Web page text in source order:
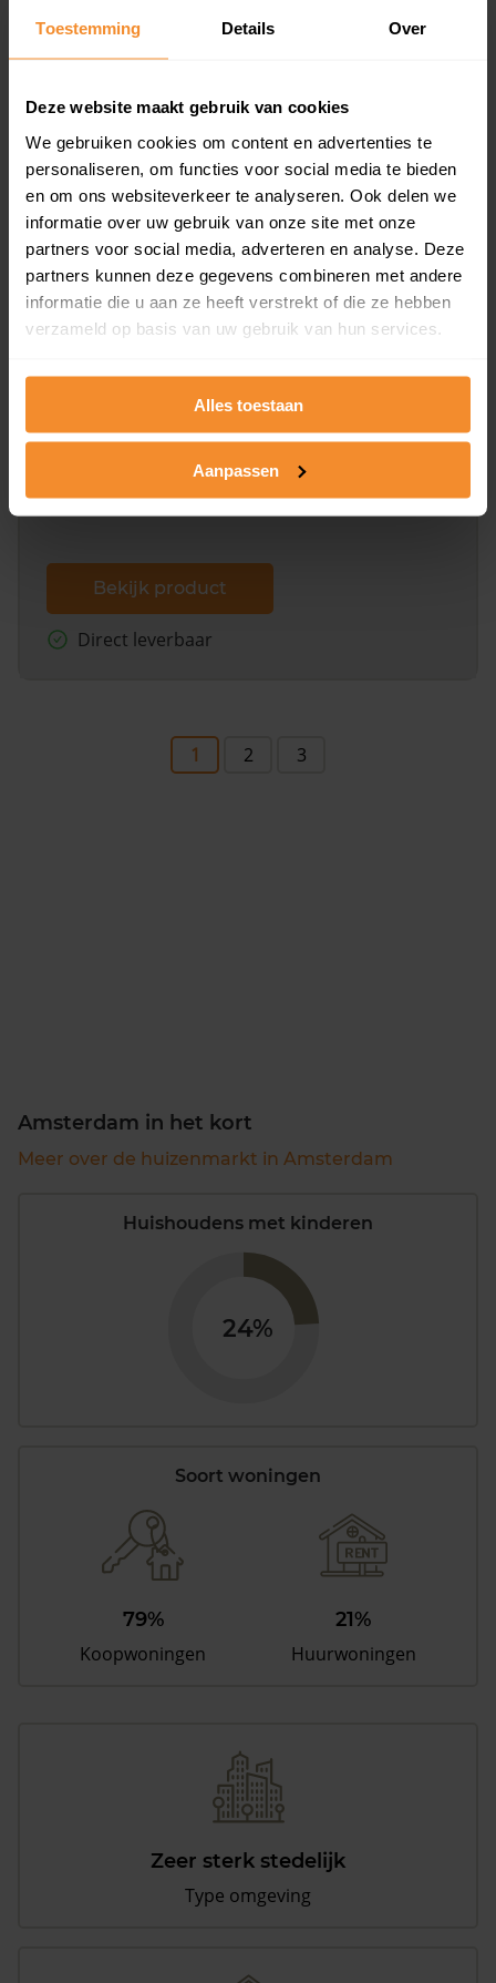
Toestemming Details Over
Deze website maakt gebruik van cookies
We gebruiken cookies om content en advertenties te
personaliseren, om functies voor social media te bieden
en om ons websiteverkeer te analyseren. Ook delen we
informatie over uw gebruik van onze site met onze
partners voor social media, adverteren en analyse. Deze
partners kunnen deze gegevens combineren met andere
informatie die u aan ze heeft verstrekt of die ze hebben
verzameld op basis van uw gebruik van hun services.
Alles toestaan
Aanpassen
Een overzicht van alle verkochte woningen (koopsom
en koopdatum) binnen een postcodegebied. Dit
Bekijk product
Direct leverbaar
Een uitgebreid overzicht van het perceel en
dit inclusief de luchtfoto!
Bekijk product
Direct leverbaar
1 2 3
Amsterdam in het kort
Meer over de huizenmarkt in Amsterdam
Huishoudens met kinderen
24%
Soort woningen
79%
Koopwoningen
21%
Huurwoningen
Zeer sterk stedelijk
Type omgeving